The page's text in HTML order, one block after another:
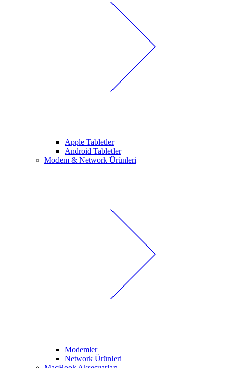
Apple Tabletler
Android Tabletler
Modem & Network Ürünleri
Modemler
Network Ürünleri